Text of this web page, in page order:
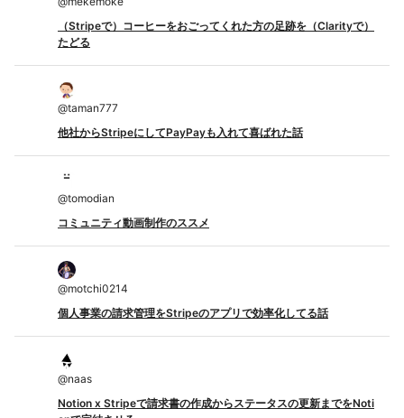
（Stripeで）コーヒーをおごってくれた方の足跡を（Clarityで）
たどる
@taman777
他社からStripeにしてPayPayも入れて喜ばれた話
@tomodian
コミュニティ動画制作のススメ
@motchi0214
個人事業の請求管理をStripeのアプリで効率化してる話
@naas
Notion x Stripeで請求書の作成からステータスの更新までをNoti